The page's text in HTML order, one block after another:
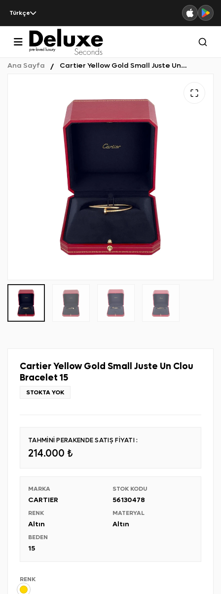
Türkçe
Ana Sayfa Cartier Yellow Gold Small Juste Un Clou Bracelet 15
Cartier Yellow Gold Small Juste Un Clou
Bracelet 15
STOKTA YOK
TAHMİNİ PERAKENDE SATIŞ FİYATI :
214.000 ₺
MARKA
CARTIER
STOK KODU
56130478
RENK
Altın
MATERYAL
Altın
BEDEN
15
RENK